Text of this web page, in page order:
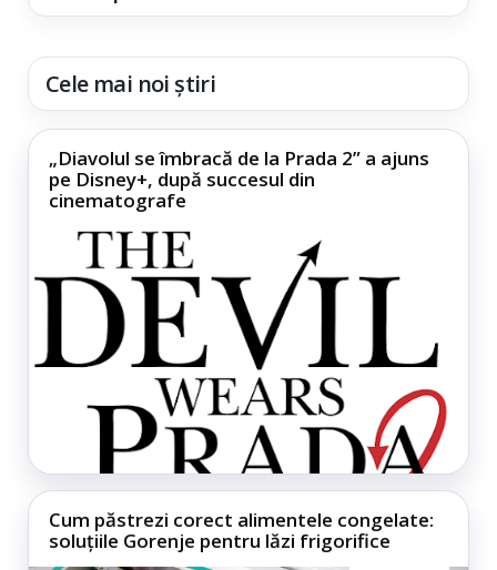
Cele mai noi știri
„Diavolul se îmbracă de la Prada 2” a ajuns
pe Disney+, după succesul din
cinematografe
Cum păstrezi corect alimentele congelate:
soluțiile Gorenje pentru lăzi frigorifice